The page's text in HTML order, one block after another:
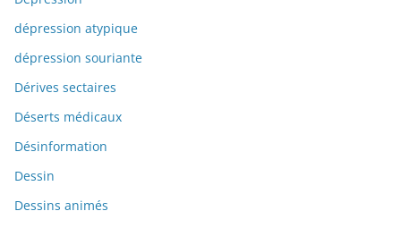
dépression atypique
dépression souriante
Dérives sectaires
Déserts médicaux
Désinformation
Dessin
Dessins animés